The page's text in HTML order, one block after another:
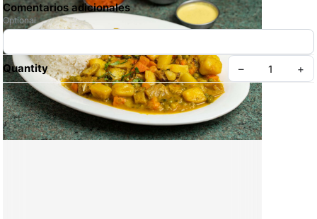
Comentarios adicionales
Optional
Quantity – +